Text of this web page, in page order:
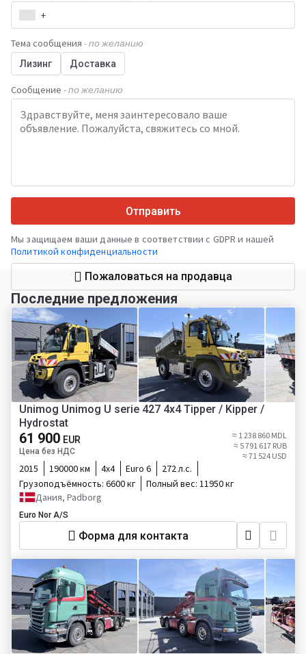
+
Тема сообщения - по желанию
Лизинг Доставка
Сообщение - по желанию
Отправить
Мы защищаем ваши данные в соответствии с GDPR и нашей
Политикой конфиденциальности
Пожаловаться на продавца
Последние предложения
Unimog Unimog U serie 427 4x4 Tipper / Kipper /
Hydrostat
61 900 EUR
Цена без НДС
≈ 1 238 860 MDL
≈ 5 791 617 RUB
≈ 71 524 USD
2015 190000 км 4х4 Euro 6
272 л.с.
Грузоподъёмность: 6600 кг Полный вес: 11950 кг
Дания, Padborg
Euro Nor A/S
Форма для контакта